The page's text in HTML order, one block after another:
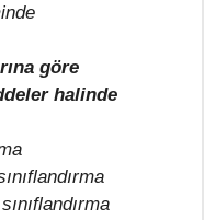
göre
halinde